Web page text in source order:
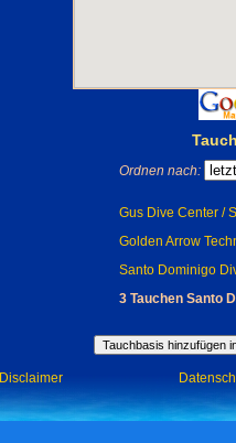
Ordnen nach:
Gus Dive Center /
Golden Arrow
Santo Dominigo
3 Tauchen Santo
Disclaimer